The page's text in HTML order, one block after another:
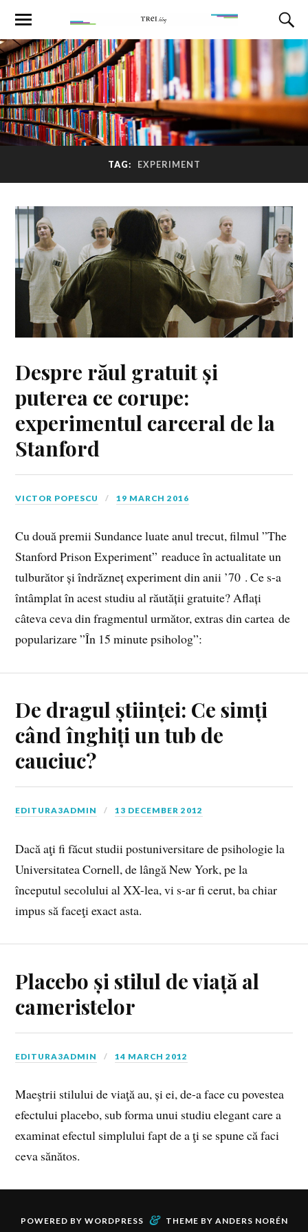
TAG: EXPERIMENT
Despre răul gratuit și
puterea ce corupe:
experimentul carceral de la
Stanford
VICTOR POPESCU 19 MARCH 2016
Cu două premii Sundance luate anul trecut, filmul ”The
Stanford Prison Experiment” readuce în actualitate un
tulburător și îndrăzneț experiment din anii ’70 . Ce s-a
întâmplat în acest studiu al răutății gratuite? Aflați
câteva ceva din fragmentul următor, extras din cartea de
popularizare ”În 15 minute psiholog”:
De dragul științei: Ce simți
când înghiți un tub de
cauciuc?
EDITURA3ADMIN 13 DECEMBER 2012
Dacă aţi fi făcut studii postuniversitare de psihologie la
Universitatea Cornell, de lângă New York, pe la
începutul secolului al XX-lea, vi s-ar fi cerut, ba chiar
impus să faceţi exact asta.
Placebo și stilul de viață al
cameristelor
EDITURA3ADMIN 14 MARCH 2012
Maeştrii stilului de viaţă au, și ei, de-a face cu povestea
efectului placebo, sub forma unui studiu elegant care a
examinat efectul simplului fapt de a ţi se spune că faci
ceva sănătos.
POWERED BY WORDPRESS & THEME BY ANDERS NORÉN